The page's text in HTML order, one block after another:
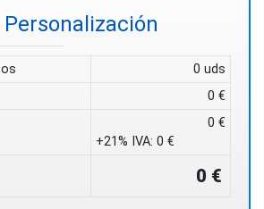
Personalización
0 uds
0 €
0 €
+21% IVA: 0 €
0 €